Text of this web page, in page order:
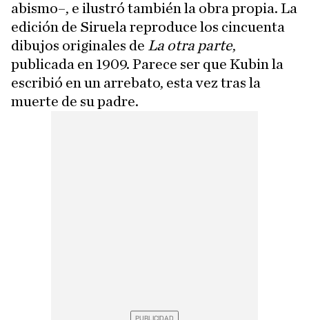
abismo–, e ilustró también la obra propia. La
edición de Siruela reproduce los cincuenta
dibujos originales de La otra parte,
publicada en 1909. Parece ser que Kubin la
escribió en un arrebato, esta vez tras la
muerte de su padre.